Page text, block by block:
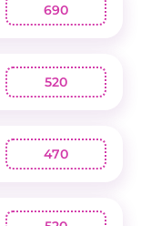
690
520
470